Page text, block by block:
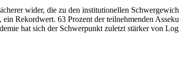
wider, die zu den institutionellen
Rekordwert. 63 Prozent der teilnehmenden
hat sich der Schwerpunkt zuletzt stärker von